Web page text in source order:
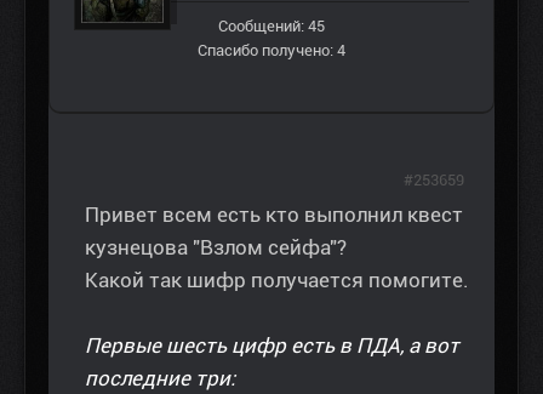
Сообщений: 45
Спасибо получено: 4
Привет всем есть кто выполнил квест
кузнецова "Взлом сейфа"?
Какой так шифр получается помогите.
Первые шесть цифр есть в ПДА, а вот
последние три:
#253659